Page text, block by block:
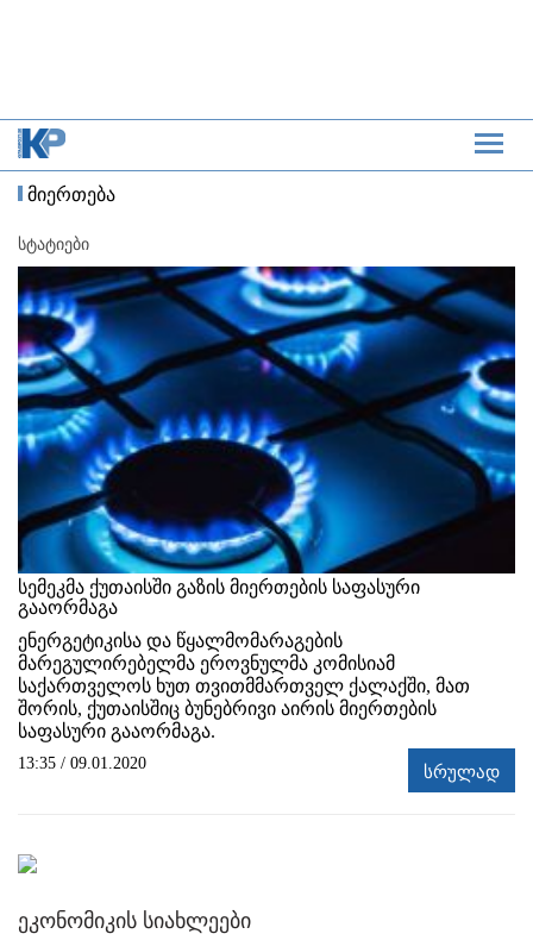
მიერთება
სტატიები
სემეკმა ქუთაისში გაზის მიერთების საფასური
გააორმაგა
ენერგეტიკისა და წყალმომარაგების
მარეგულირებელმა ეროვნულმა კომისიამ
საქართველოს ხუთ თვითმმართველ ქალაქში, მათ
შორის, ქუთაისშიც ბუნებრივი აირის მიერთების
საფასური გააორმაგა.
13:35 / 09.01.2020 სრულად
ეკონომიკის სიახლეები